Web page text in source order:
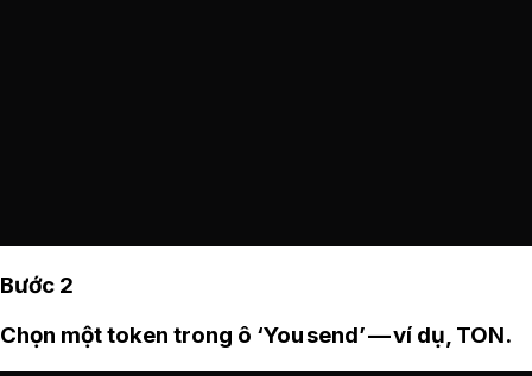
Bước 2
Chọn một token trong ô ‘You send’ — ví dụ, TON.